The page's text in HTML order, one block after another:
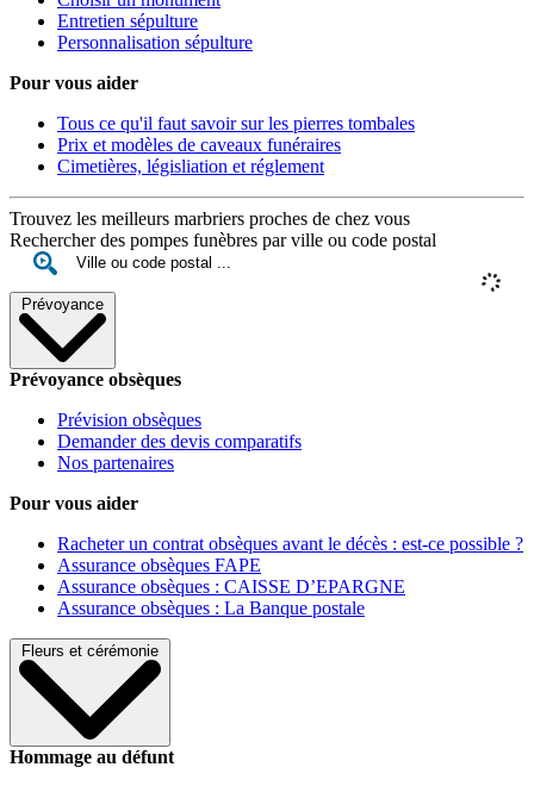
Entretien sépulture
Personnalisation sépulture
Pour vous aider
Tous ce qu'il faut savoir sur les pierres tombales
Prix et modèles de caveaux funéraires
Cimetières, législiation et réglement
Trouvez les meilleurs marbriers proches de chez vous
Rechercher des pompes funèbres par ville ou code postal
Prévoyance
Prévoyance obsèques
Prévision obsèques
Demander des devis comparatifs
Nos partenaires
Pour vous aider
Racheter un contrat obsèques avant le décès : est-ce possible ?
Assurance obsèques FAPE
Assurance obsèques : CAISSE D’EPARGNE
Assurance obsèques : La Banque postale
Fleurs et cérémonie
Hommage au défunt